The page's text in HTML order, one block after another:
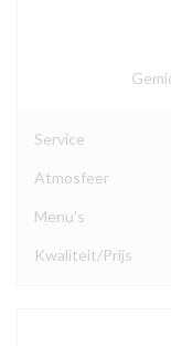
Service
Atmosfeer
Menu's
Kwaliteit/Prijs